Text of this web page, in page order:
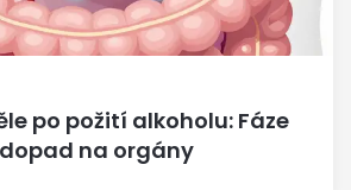
po požití alkoholu: Fáze
na orgány